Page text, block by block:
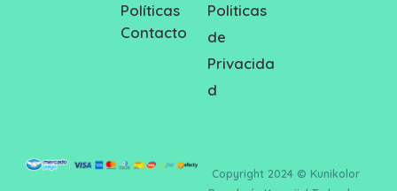
Políticas
Contacto
Politicas
de
Privacida
d
Copyright 2024 © Kunikolor